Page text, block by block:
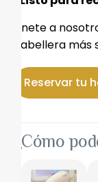
Únete a
cabellera
Reservar tu
¿Cómo